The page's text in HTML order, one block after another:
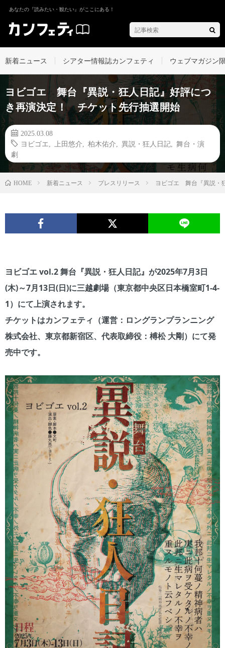
あなたの『読みたい・観たい』がここにある！
新着ニュース シアター情報誌カンフェティ ウェブマガジン
ヨビゴエ 舞台『異説・狂人日記』好評につ
き再演決定！ チケット先行抽選開始
2025.03.08
ヨビゴエ
上田悠介 柏木佑介 異説・狂人日記
舞台・演
劇
HOME 新着ニュース プレスリリース ヨビゴエ 舞台『異説・
ヨビゴエ vol.2 舞台『異説・狂人日記』が2025年7月3日
(木)～7月13日(日)に三越劇場（東京都中央区日本橋室町1-4-
1）にて上演されます。
チケットはカンフェティ（運営：ロングランプランニング
株式会社、東京都新宿区、代表取締役：榑松 大剛）にて発
売中です。